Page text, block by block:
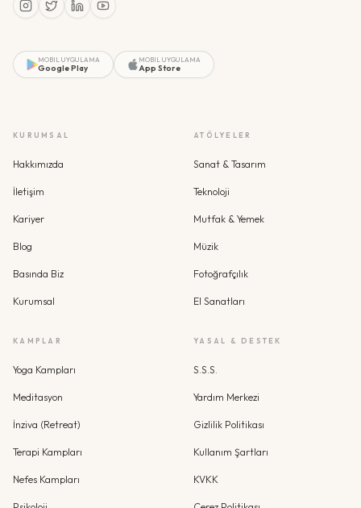
MOBIL UYGULAMA
Google Play
MOBIL UYGULAMA
App Store
KURUMSAL
Hakkımızda
İletişim
Kariyer
Blog
Basında Biz
Kurumsal
ATÖLYELER
Sanat & Tasarım
Teknoloji
Mutfak & Yemek
Müzik
Fotoğrafçılık
El Sanatları
KAMPLAR
Yoga Kampları
Meditasyon
İnziva (Retreat)
Terapi Kampları
Nefes Kampları
YASAL & DESTEK
S.S.S.
Yardım Merkezi
Gizlilik Politikası
Kullanım Şartları
KVKK